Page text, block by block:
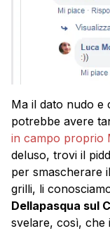
Ma il dato nudo e
potrebbe avere
in campo proprio
deluso, trovi il
per smascherare
grilli, li
Dellapasqua sul
svelare, così, che